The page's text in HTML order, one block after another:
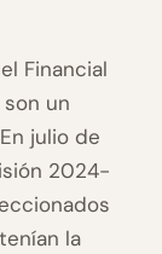
Financial
un
julio de
2024-
la